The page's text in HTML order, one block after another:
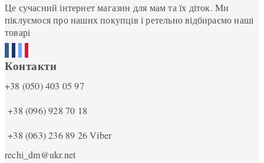
Це сучасний інтернет магазин для мам та їх діток. Ми
піклуємося про наших покупців і ретельно відбираємо наші
товарі
Контакти
+38 (050) 403 05 97
+38 (096) 928 70 18
+38 (063) 236 89 26Viber
rechi_dm@ukr.net